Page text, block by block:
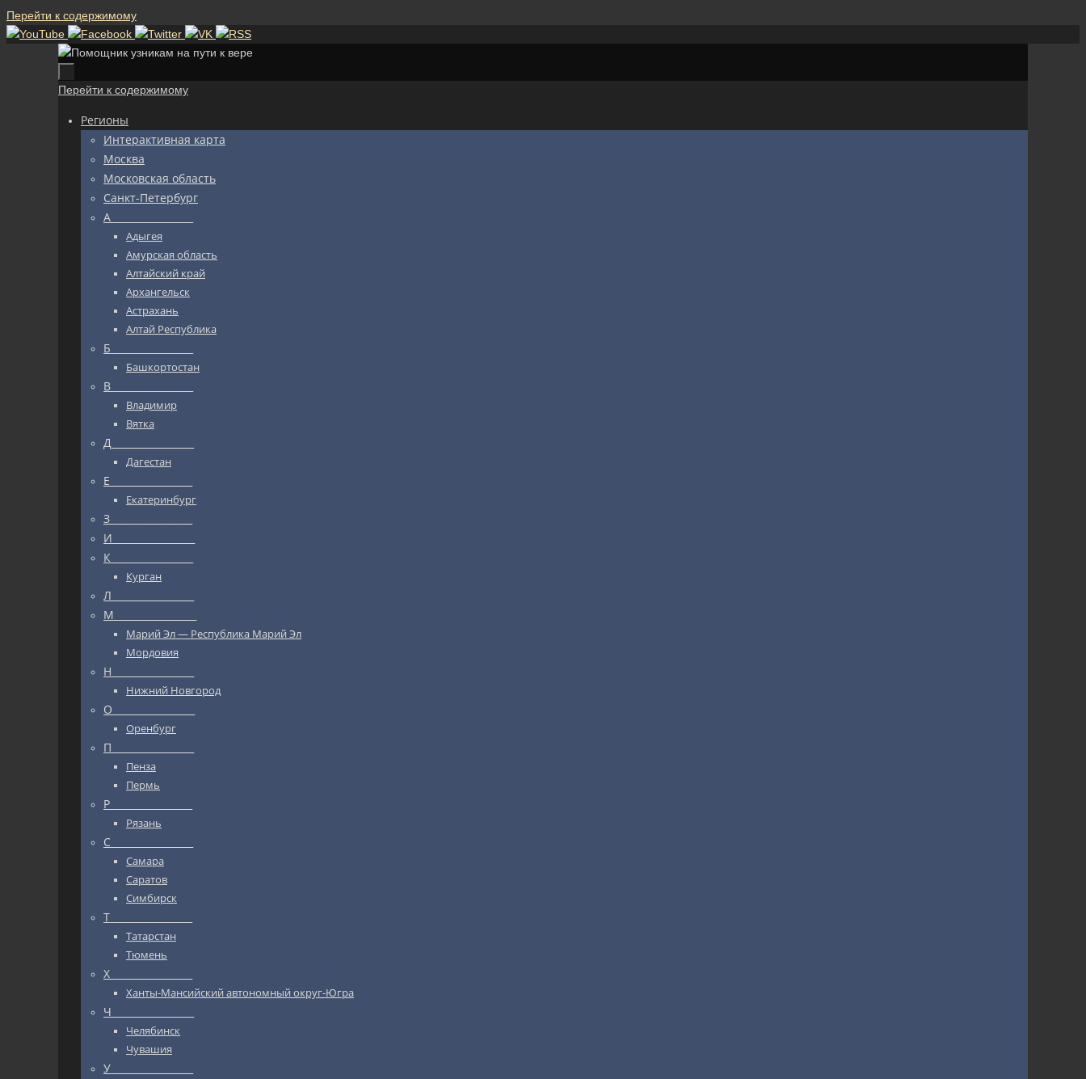
Перейти к содержимому
Перейти к содержимому
Регионы
Интерактивная карта
Москва
Московская область
Санкт-Петербург
А_________________
Адыгея
Амурская область
Алтайский край
Архангельск
Астрахань
Алтай Республика
Б_________________
Башкортостан
В_________________
Владимир
Вятка
Д_________________
Дагестан
Е_________________
Екатеринбург
З_________________
И_________________
К_________________
Курган
Л_________________
М_________________
Марий Эл — Республика Марий Эл
Мордовия
Н_________________
Нижний Новгород
О_________________
Оренбург
П_________________
Пенза
Пермь
Р_________________
Рязань
С_________________
Самара
Саратов
Симбирск
Т_________________
Татарстан
Тюмень
Х_________________
Ханты-Мансийский автономный округ-Югра
Ч_________________
Челябинск
Чувашия
У_________________